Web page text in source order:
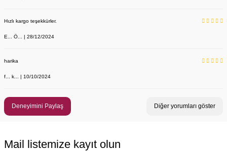
Hızlı kargo teşekkürler.
E... Ö... | 28/12/2024
harika
f... k... | 10/10/2024
Deneyimini Paylaş Diğer yorumları göster
Mail listemize kayıt olun